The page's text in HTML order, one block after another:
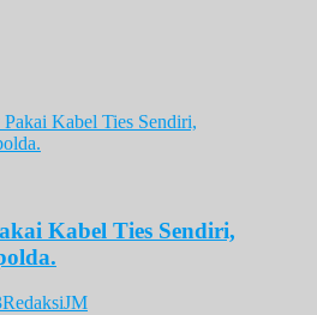
Kabel Ties Sendiri,
RedaksiJM